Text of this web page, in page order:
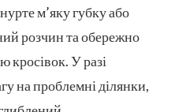
м’яку губку або
розчин та обережно
кросівок. У разі
на проблемні ділянки,